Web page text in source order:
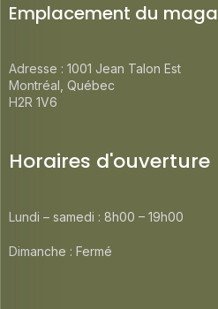
Emplacement du
Adresse : 1001 Jean Talon Est
Montréal, Québec
H2R 1V6
Horaires d'ouverture
Lundi – samedi : 8h00 – 19h00
Dimanche : Fermé